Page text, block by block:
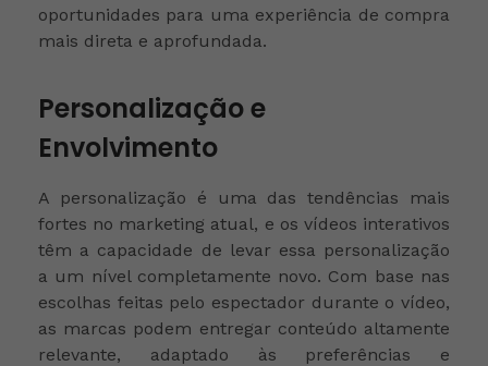
oportunidades para uma experiência de compra
mais direta e aprofundada.
Personalização e
Envolvimento
A personalização é uma das tendências mais
fortes no marketing atual, e os vídeos interativos
têm a capacidade de levar essa personalização
a um nível completamente novo. Com base nas
escolhas feitas pelo espectador durante o vídeo,
as marcas podem entregar conteúdo altamente
relevante, adaptado às preferências e